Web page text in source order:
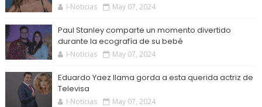
I-Noticias May 07, 2024
Paul Stanley comparte un momento divertido
durante la ecografía de su bebé
I-Noticias May 07, 2024
Eduardo Yaez llama gorda a esta querida actriz de
Televisa
I-Noticias May 07, 2024